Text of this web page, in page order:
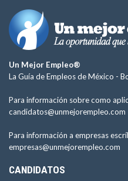
Un Mejor Empleo®
La Guía de Empleos de México -
Para información sobre como
candidatos@unmejorempleo.com
Para información a empresas
empresas@unmejorempleo.com
CANDIDATOS